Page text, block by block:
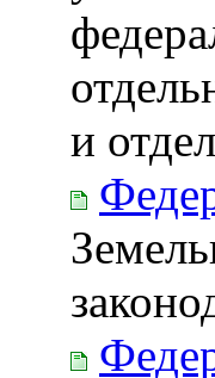
и